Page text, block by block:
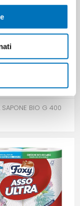
SAPONE BIO G 400